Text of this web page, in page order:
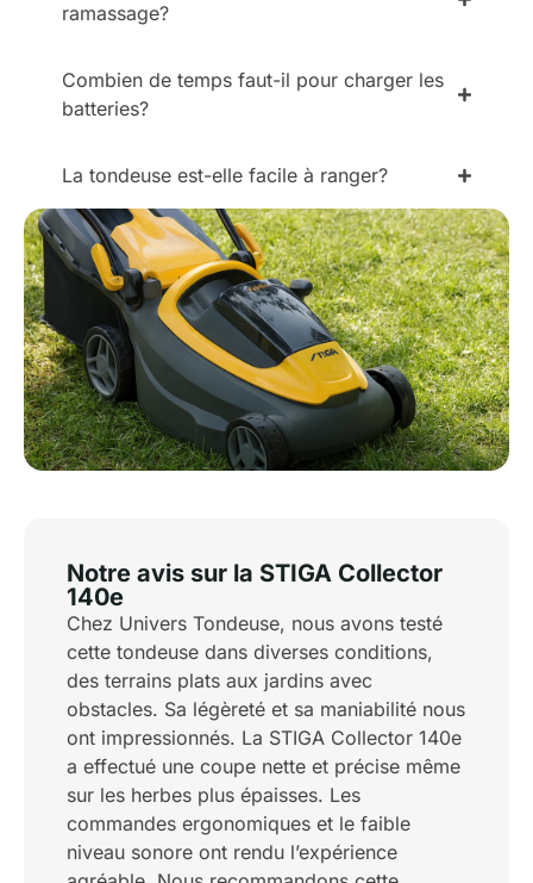
ramassage?
Combien de temps faut-il pour charger les
batteries?
La tondeuse est-elle facile à ranger?
Notre avis sur la STIGA Collector
140e
Chez Univers Tondeuse, nous avons testé
cette tondeuse dans diverses conditions,
des terrains plats aux jardins avec
obstacles. Sa légèreté et sa maniabilité nous
ont impressionnés. La STIGA Collector 140e
a effectué une coupe nette et précise même
sur les herbes plus épaisses. Les
commandes ergonomiques et le faible
niveau sonore ont rendu l’expérience